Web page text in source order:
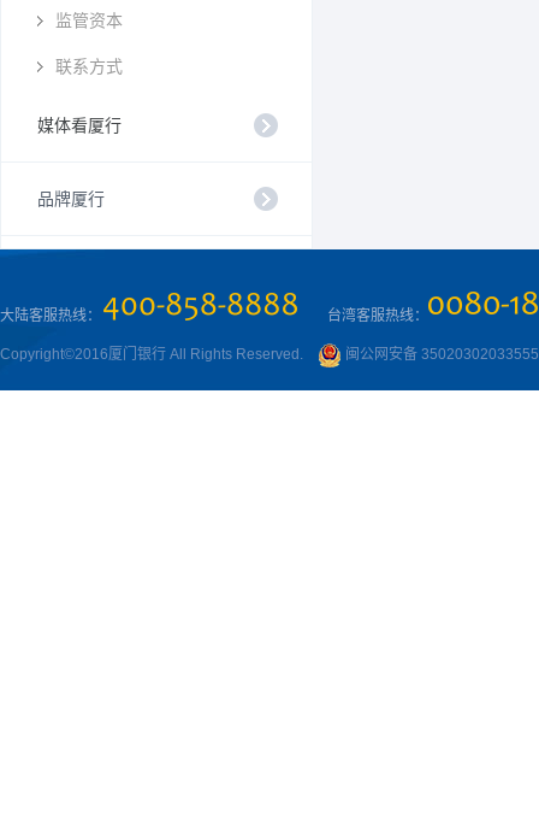
监管资本
联系方式
媒体看厦行
品牌厦行
大陆客服热线： 台湾客服热线：
Copyright©2016厦门银行 All Rights Reserved. 闽公网安备